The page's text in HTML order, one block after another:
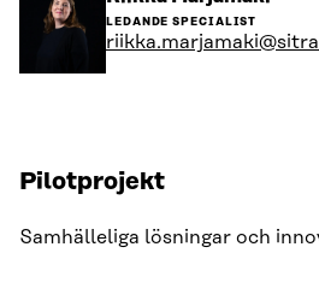
LEDANDE SPECIALIST
Pilotprojekt
Samhälleliga lösningar och